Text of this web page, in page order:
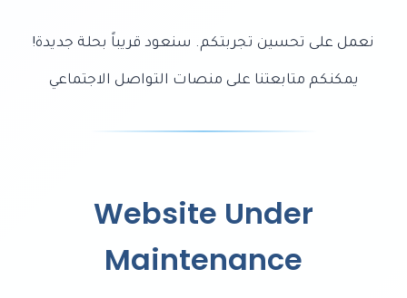
نعمل على تحسين تجربتكم. سنعود قريباً بحلة جديدة!
يمكنكم متابعتنا على منصات التواصل الاجتماعي
Website Under
Maintenance